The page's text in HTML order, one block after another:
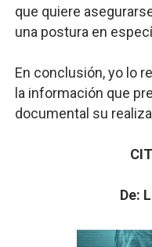
que quiere
una postura en
En conclusión, yo lo
la información que
documental su
De: